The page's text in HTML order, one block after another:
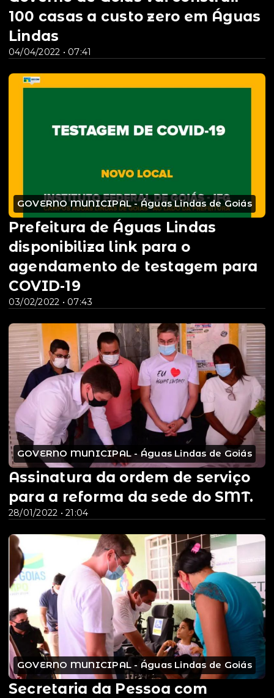
04/04/2022 • 07:41
100 casas a custo zero em Águas
Lindas
GOVERNO MUNICIPAL - Águas Lindas de Goiás
03/02/2022 • 07:43
Prefeitura de Águas Lindas
disponibiliza link para o
agendamento de testagem para
COVID-19
GOVERNO MUNICIPAL - Águas Lindas de Goiás
28/01/2022 • 21:04
Assinatura da ordem de serviço
para a reforma da sede do SMT.
GOVERNO MUNICIPAL - Águas Lindas de Goiás
Secretaria da Pessoa com